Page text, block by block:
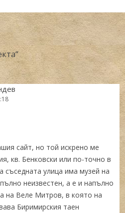
“
сайт, но той искрено ме
кв. Бенковски или по-точно в
улица има музей на
неизвестен, а е и напълно
на Веле Митров, в която на
Биримирския таен